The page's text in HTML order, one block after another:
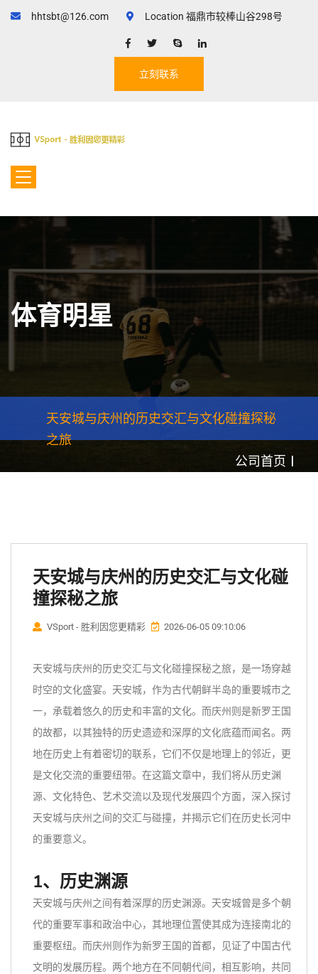
hhtsbt@126.com Location 福鼎市较棒山谷298号
立刻联系
体育明星
天安城与庆州的历史交汇与文化碰撞探秘
之旅
公司首页
天安城与庆州的历史交汇与文化碰
撞探秘之旅
VSport - 胜利因您更精彩 2026-06-05 09:10:06
天安城与庆州的历史交汇与文化碰撞探秘之旅，是一场穿越
时空的文化盛宴。天安城，作为古代朝鲜半岛的重要城市之
一，承载着悠久的历史和丰富的文化。而庆州则是新罗王国
的故都，以其独特的历史遗迹和深厚的文化底蕴而闻名。两
地在历史上有着密切的联系，它们不仅是地理上的邻近，更
是文化交流的重要纽带。在这篇文章中，我们将从历史渊
源、文化特色、艺术交流以及现代发展四个方面，深入探讨
天安城与庆州之间的交汇与碰撞，并揭示它们在历史长河中
的重要意义。
1、历史渊源
天安城与庆州之间有着深厚的历史渊源。天安城曾是多个朝
代的重要军事和政治中心，其地理位置使其成为连接南北的
重要枢纽。而庆州则作为新罗王国的首都，见证了中国古代
文明的发展历程。两个地方在不同朝代间，相互影响，共同